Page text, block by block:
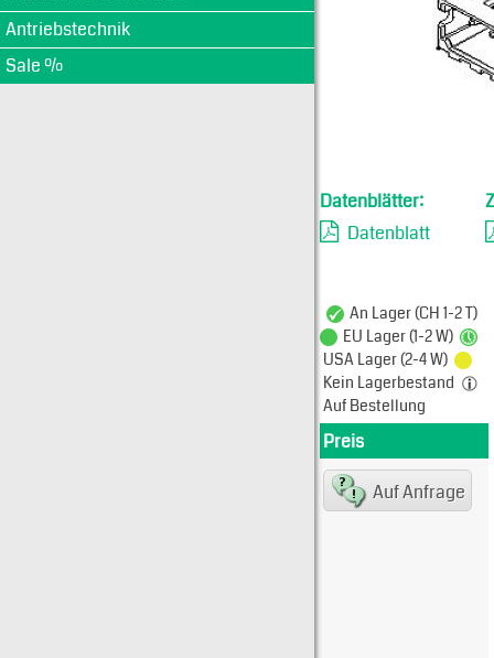
Antriebstechnik
Sale %
Datenblätter:
Datenblatt
An Lager (CH 1-2 T)
EU Lager (1-2 W)
USA Lager (2-4 W)
Kein Lagerbestand
Auf Bestellung
Produkt
Preis
Typ:
530-
Auf Anfrage